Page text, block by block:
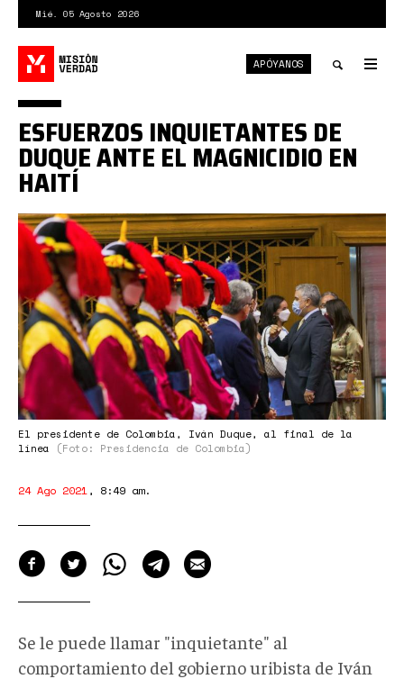
contenido
principal
Mié. 05 Agosto 2026
search
APÓYANOS
Duque-
Corea-
Sur.jpg
El presidente de Colombia, Iván Duque, al final de la
línea
(Foto: Presidencia de Colombia)
ESFUERZOS INQUIETANTES DE
DUQUE ANTE EL MAGNICIDIO EN
HAITÍ
24 Ago 2021, 8:49 am.
Se le puede llamar "inquietante" al
comportamiento del gobierno uribista de Iván